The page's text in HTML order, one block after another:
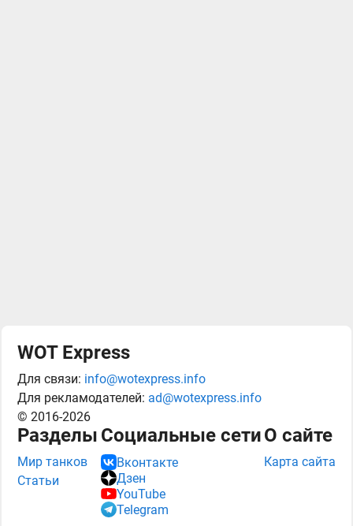
WOT Express
Для связи: info@wotexpress.info
Для рекламодателей: ad@wotexpress.info
© 2016-2026
Разделы
Мир танков
Статьи
Социальные сети
Вконтакте
Дзен
YouTube
Telegram
О сайте
Карта сайта